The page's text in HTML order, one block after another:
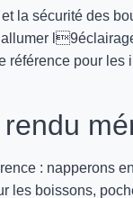
la sécurité des
pour
: napperons
les boissons,